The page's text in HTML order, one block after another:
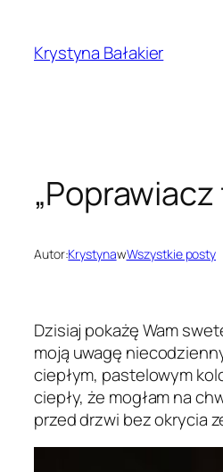
treściKrystyna Bałakier
Autor:KrystynawWszystkie posty
Dzisiaj pokażę Wam
moją uwagę
ciepłym, pastelowym
ciepły, że mogłam na
przed drzwi bez okrycia